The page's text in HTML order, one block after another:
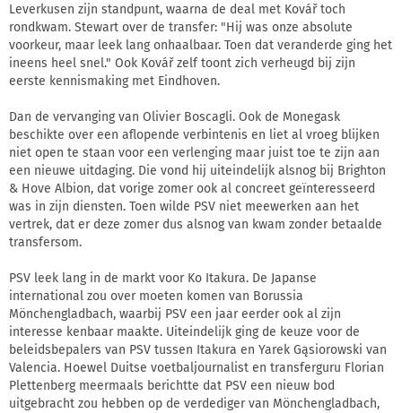
Leverkusen zijn standpunt, waarna de deal met Kovář toch
rondkwam. Stewart over de transfer: "Hij was onze absolute
voorkeur, maar leek lang onhaalbaar. Toen dat veranderde ging het
ineens heel snel." Ook Kovář zelf toont zich verheugd bij zijn
eerste kennismaking met Eindhoven.
Dan de vervanging van Olivier Boscagli. Ook de Monegask
beschikte over een aflopende verbintenis en liet al vroeg blijken
niet open te staan voor een verlenging maar juist toe te zijn aan
een nieuwe uitdaging. Die vond hij uiteindelijk alsnog bij Brighton
& Hove Albion, dat vorige zomer ook al concreet geïnteresseerd
was in zijn diensten. Toen wilde PSV niet meewerken aan het
vertrek, dat er deze zomer dus alsnog van kwam zonder betaalde
transfersom.
PSV leek lang in de markt voor Ko Itakura. De Japanse
international zou over moeten komen van Borussia
Mönchengladbach, waarbij PSV een jaar eerder ook al zijn
interesse kenbaar maakte. Uiteindelijk ging de keuze voor de
beleidsbepalers van PSV tussen Itakura en Yarek Gąsiorowski van
Valencia. Hoewel Duitse voetbaljournalist en transferguru Florian
Plettenberg meermaals berichtte dat PSV een nieuw bod
uitgebracht zou hebben op de verdediger van Mönchengladbach,